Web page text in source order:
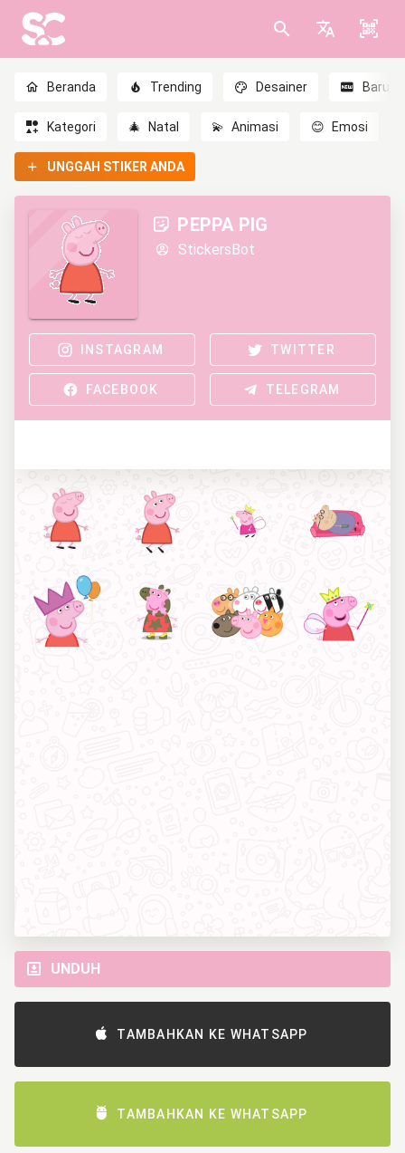
Beranda Trending Desainer Baru
Kategori 🎄 Natal 💫 Animasi 😊 Emosi
UNGGAH STIKER ANDA
PEPPA PIG
StickersBot
INSTAGRAM TWITTER
FACEBOOK TELEGRAM
UNDUH
TAMBAHKAN KE WHATSAPP
TAMBAHKAN KE WHATSAPP